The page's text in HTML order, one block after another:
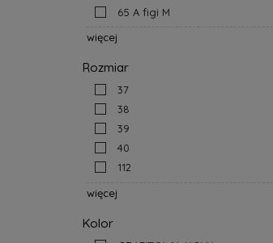
65 A figi M
więcej
Rozmiar
37
38
39
40
112
więcej
Kolor